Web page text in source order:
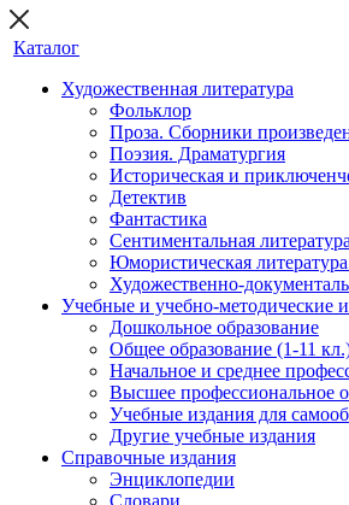
Каталог
Художественная литература
Фольклор
Проза. Сборники
Поэзия. Драматургия
Историческая и
Детектив
Фантастика
Сентиментальная литература
Юмористическая
Художественно-
Учебные и учебно-методические
Дошкольное образование
Общее образование (1-11
Начальное и среднее
Высшее профессиональное
Учебные издания для
Другие учебные издания
Справочные издания
Энциклопедии
Словари